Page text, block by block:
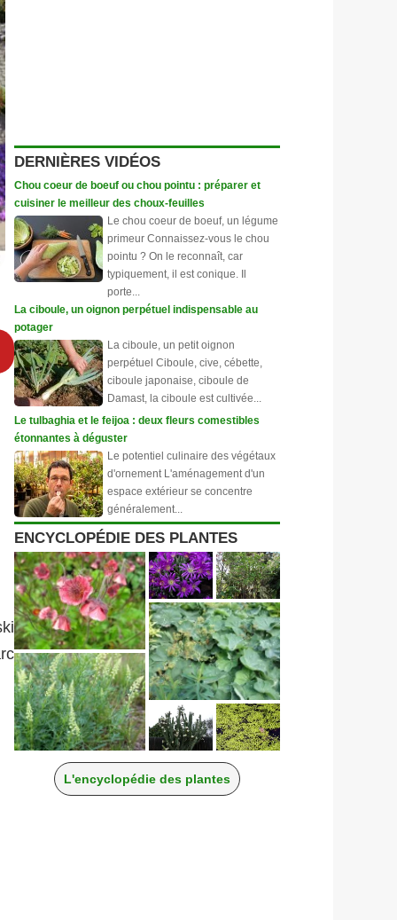
DERNIÈRES VIDÉOS
Chou coeur de boeuf ou chou pointu : préparer et
cuisiner le meilleur des choux-feuilles
Le chou coeur de boeuf, un légume
primeur Connaissez-vous le chou
pointu ? On le reconnaît, car
typiquement, il est conique. Il
porte...
La ciboule, un oignon perpétuel indispensable au
potager
La ciboule, un petit oignon
perpétuel Ciboule, cive, cébette,
ciboule japonaise, ciboule de
Damast, la ciboule est cultivée...
Le tulbaghia et le feijoa : deux fleurs comestibles
étonnantes à déguster
Le potentiel culinaire des végétaux
d'ornement L'aménagement d'un
espace extérieur se concentre
généralement...
ENCYCLOPÉDIE DES PLANTES
L'encyclopédie des plantes